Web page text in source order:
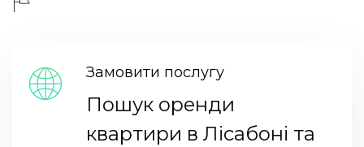
Замовити послугу
Пошук оренди
квартири в Лісабоні та